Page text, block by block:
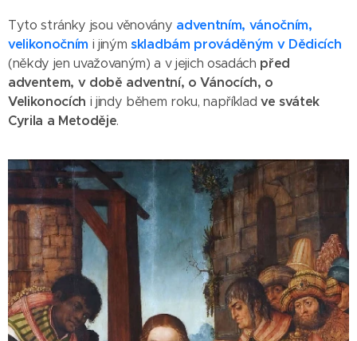
Tyto stránky jsou věnovány adventním, vánočním,
velikonočním i jinýmskladbám prováděným v Dědicích
(někdy jen uvažovaným) a v jejich osadách před
adventem, v době adventní, o Vánocích, o
Velikonocích i jindy během roku, například ve svátek
Cyrila a Metoděje.